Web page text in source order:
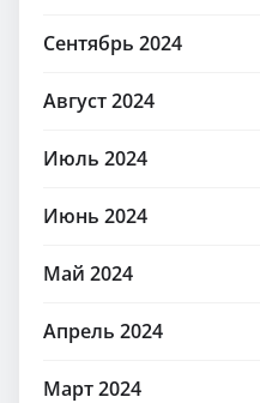
Сентябрь 2024
Август 2024
Июль 2024
Июнь 2024
Май 2024
Апрель 2024
Март 2024